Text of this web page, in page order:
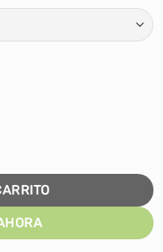
WINNER cantidad